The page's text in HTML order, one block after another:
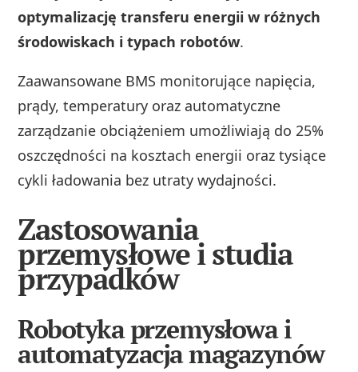
optymalizację transferu energii w różnych
środowiskach i typach robotów.
Zaawansowane BMS monitorujące napięcia,
prądy, temperatury oraz automatyczne
zarządzanie obciążeniem umożliwiają do 25%
oszczędności na kosztach energii oraz tysiące
cykli ładowania bez utraty wydajności.
Zastosowania
przemysłowe i studia
przypadków
Robotyka przemysłowa i
automatyzacja magazynów